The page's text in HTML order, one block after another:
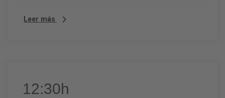
Leer más
12:30h